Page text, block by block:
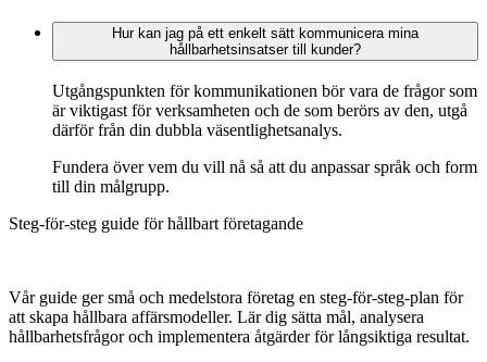
Hur kan jag på ett enkelt sätt kommunicera mina
hållbarhetsinsatser till kunder?
Utgångspunkten för kommunikationen bör vara de frågor som
är viktigast för verksamheten och de som berörs av den, utgå
därför från din dubbla väsentlighetsanalys.
Fundera över vem du vill nå så att du anpassar språk och form
till din målgrupp.
Steg-för-steg guide för hållbart företagande
Vår guide ger små och medelstora företag en steg-för-steg-plan för
att skapa hållbara affärsmodeller. Lär dig sätta mål, analysera
hållbarhetsfrågor och implementera åtgärder för långsiktiga resultat.